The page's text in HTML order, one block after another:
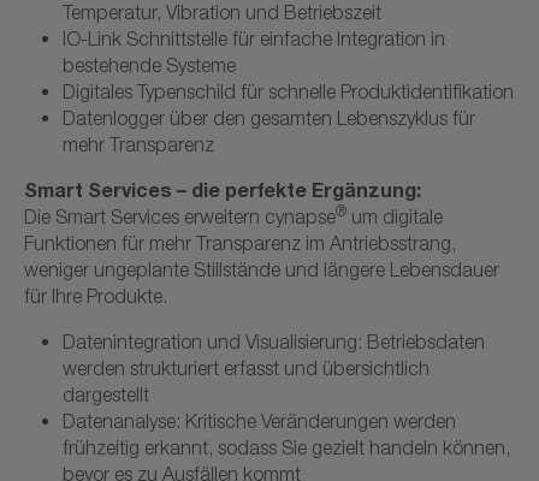
Temperatur, Vibration und Betriebszeit
IO-Link Schnittstelle für einfache Integration in
bestehende Systeme
Digitales Typenschild für schnelle Produktidentifikation
Datenlogger über den gesamten Lebenszyklus für
mehr Transparenz
Smart Services – die perfekte Ergänzung:
Die Smart Services erweitern cynapse® um digitale
Funktionen für mehr Transparenz im Antriebsstrang,
weniger ungeplante Stillstände und längere Lebensdauer
für Ihre Produkte.
Datenintegration und Visualisierung: Betriebsdaten
werden strukturiert erfasst und übersichtlich
dargestellt
Datenanalyse: Kritische Veränderungen werden
frühzeitig erkannt, sodass Sie gezielt handeln können,
bevor es zu Ausfällen kommt